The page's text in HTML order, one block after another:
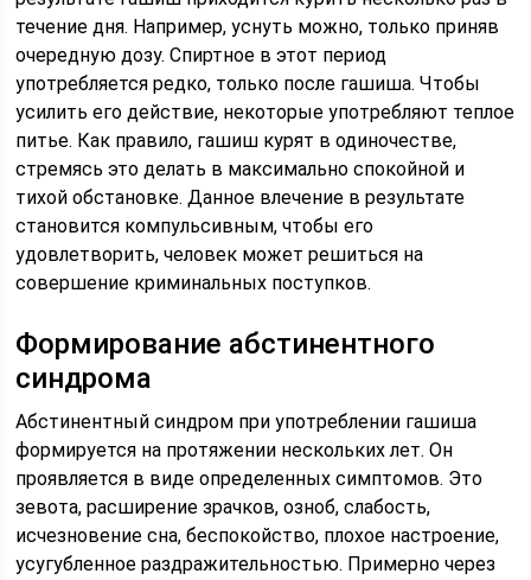
течение дня. Например, уснуть можно, только приняв
очередную дозу. Спиртное в этот период
употребляется редко, только после гашиша. Чтобы
усилить его действие, некоторые употребляют теплое
питье. Как правило, гашиш курят в одиночестве,
стремясь это делать в максимально спокойной и
тихой обстановке. Данное влечение в результате
становится компульсивным, чтобы его
удовлетворить, человек может решиться на
совершение криминальных поступков.
Формирование абстинентного
синдрома
Абстинентный синдром при употреблении гашиша
формируется на протяжении нескольких лет. Он
проявляется в виде определенных симптомов. Это
зевота, расширение зрачков, озноб, слабость,
исчезновение сна, беспокойство, плохое настроение,
усугубленное раздражительностью. Примерно через